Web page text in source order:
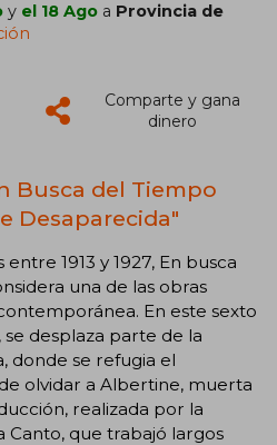
y el 18 Ago a Provincia de
Comparte y gana
dinero
Busca del Tiempo
Desaparecida"
1913 y 1927, En busca
una de las obras
En este sexto
desplaza parte de la
donde se refugia el
olvidar a Albertine, muerta
realizada por la
Canto, que trabajó largos